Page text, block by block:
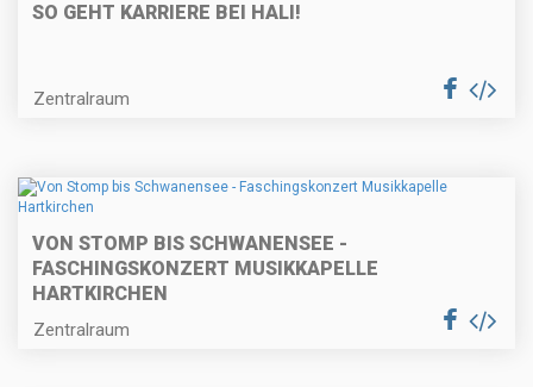
SO GEHT KARRIERE BEI HALI!
Zentralraum
VON STOMP BIS SCHWANENSEE -
FASCHINGSKONZERT MUSIKKAPELLE
HARTKIRCHEN
Zentralraum